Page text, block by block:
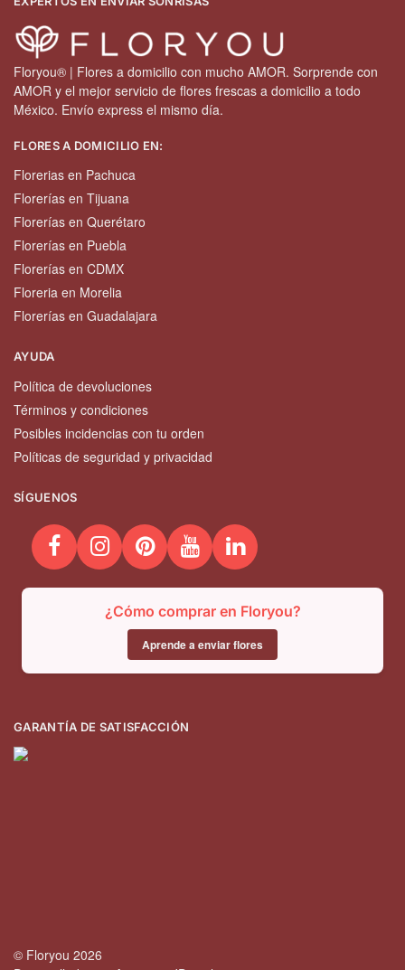
Floryou® | Flores a domicilio con mucho AMOR. Sorprende con
AMOR y el mejor servicio de flores frescas a domicilio a todo
México. Envío express el mismo día.
FLORES A DOMICILIO EN:
Florerias en Pachuca
Florerías en Tijuana
Florerías en Querétaro
Florerías en Puebla
Florerías en CDMX
Floreria en Morelia
Florerías en Guadalajara
AYUDA
Política de devoluciones
Términos y condiciones
Posibles incidencias con tu orden
Políticas de seguridad y privacidad
SÍGUENOS
¿Cómo comprar en Floryou?
Aprende a enviar flores
GARANTÍA DE SATISFACCIÓN
© Floryou 2026